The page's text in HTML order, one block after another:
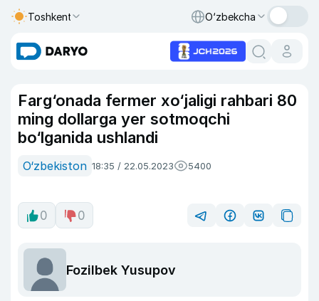
Toshkent O‘zbekcha
Farg‘onada fermer xo‘jaligi rahbari 80
ming dollarga yer sotmoqchi
bo‘lganida ushlandi
O‘zbekiston 18:35 / 22.05.2023 5400
0 0
Fozilbek Yusupov